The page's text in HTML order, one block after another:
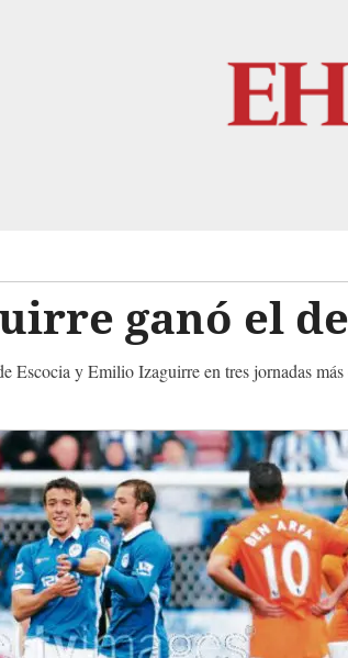
ganó el
Escocia y Emilio Izaguirre en tres jornadas